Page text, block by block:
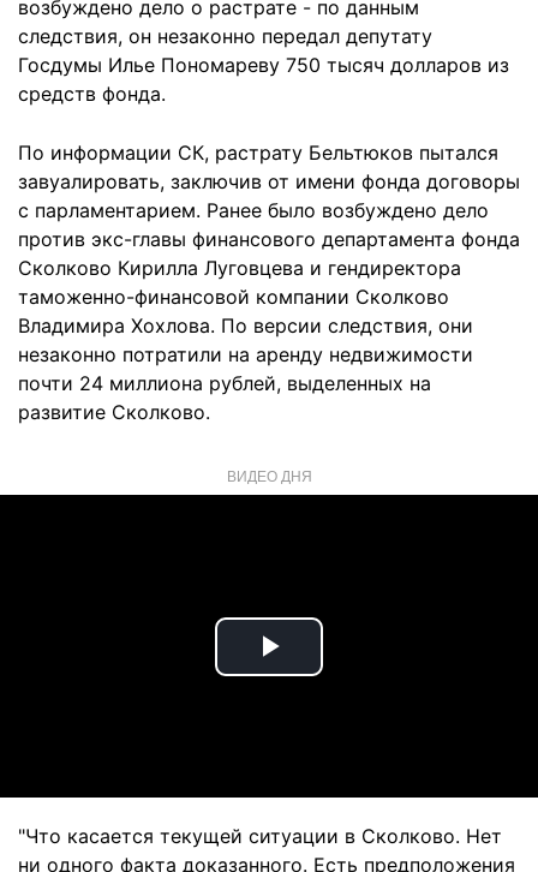
возбуждено дело о растрате - по данным
следствия, он незаконно передал депутату
Госдумы Илье Пономареву 750 тысяч долларов из
средств фонда.
По информации СК, растрату Бельтюков пытался
завуалировать, заключив от имени фонда договоры
с парламентарием. Ранее было возбуждено дело
против экс-главы финансового департамента фонда
Сколково Кирилла Луговцева и гендиректора
таможенно-финансовой компании Сколково
Владимира Хохлова. По версии следствия, они
незаконно потратили на аренду недвижимости
почти 24 миллиона рублей, выделенных на
развитие Сколково.
ВИДЕО ДНЯ
Play
"Что касается текущей ситуации в Сколково. Нет
ни одного факта доказанного. Есть предположения